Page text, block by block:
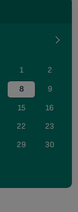
1
2
8
9
15
16
22
23
29
30